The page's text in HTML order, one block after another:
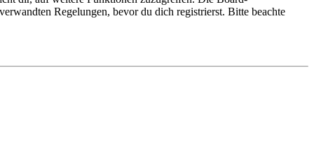
Regelungen, bevor du dich registrierst. Bitte beachte